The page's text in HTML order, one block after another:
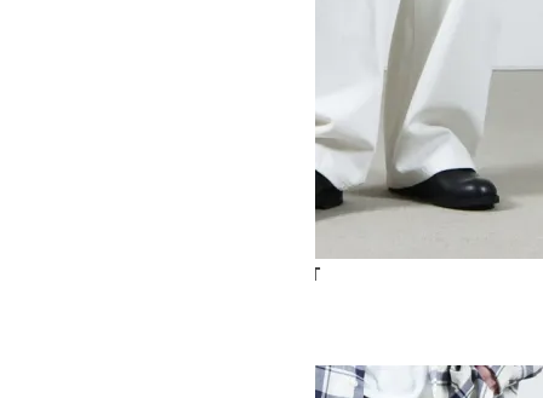
PAOLO SNM - DENIM VOLUME PANT